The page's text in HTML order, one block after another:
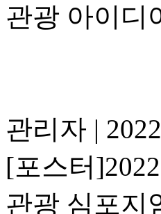
관광 아이디
관리자 |
[포스터
관광 심포지